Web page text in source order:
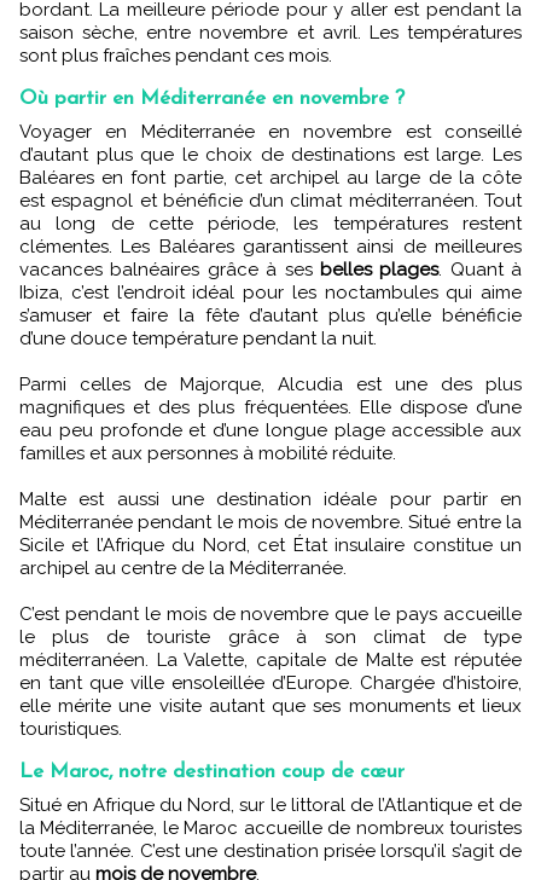
bordant. La meilleure période pour y aller est pendant la
saison sèche, entre novembre et avril. Les températures
sont plus fraîches pendant ces mois.
Où partir en Méditerranée en novembre ?
Voyager en Méditerranée en novembre est conseillé
d’autant plus que le choix de destinations est large. Les
Baléares en font partie, cet archipel au large de la côte
est espagnol et bénéficie d’un climat méditerranéen. Tout
au long de cette période, les températures restent
clémentes. Les Baléares garantissent ainsi de meilleures
vacances balnéaires grâce à ses belles plages. Quant à
Ibiza, c’est l’endroit idéal pour les noctambules qui aime
s’amuser et faire la fête d’autant plus qu’elle bénéficie
d’une douce température pendant la nuit.
Parmi celles de Majorque, Alcudia est une des plus
magnifiques et des plus fréquentées. Elle dispose d’une
eau peu profonde et d’une longue plage accessible aux
familles et aux personnes à mobilité réduite.
Malte est aussi une destination idéale pour partir en
Méditerranée pendant le mois de novembre. Situé entre la
Sicile et l’Afrique du Nord, cet État insulaire constitue un
archipel au centre de la Méditerranée.
C’est pendant le mois de novembre que le pays accueille
le plus de touriste grâce à son climat de type
méditerranéen. La Valette, capitale de Malte est réputée
en tant que ville ensoleillée d’Europe. Chargée d’histoire,
elle mérite une visite autant que ses monuments et lieux
touristiques.
Le Maroc, notre destination coup de cœur
Situé en Afrique du Nord, sur le littoral de l’Atlantique et de
la Méditerranée, le Maroc accueille de nombreux touristes
toute l’année. C’est une destination prisée lorsqu’il s’agit de
partir au mois de novembre.